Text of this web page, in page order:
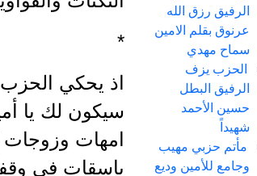
الرفيق رزق الله
عرنوق بقلم الامين
سماح مهدي
الحزب يزف
الرفيق البطل
حسين الأحمد
شهيداً
مأتم حزبي مهيب
وجامع للأمين وديع
*
اذ يحكي
سيكون لك يا
امهات وزوجات
باسقات في